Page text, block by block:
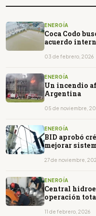
ENERGÍA
Coca Codo
acuerdo
03 de febrero, 2026
ENERGÍA
Un incendio
Argentina
05 de noviembre,
ENERGÍA
BID aprobó
mejorar
27 de noviembre,
ENERGÍA
Central
operación
11 de febrero, 2026